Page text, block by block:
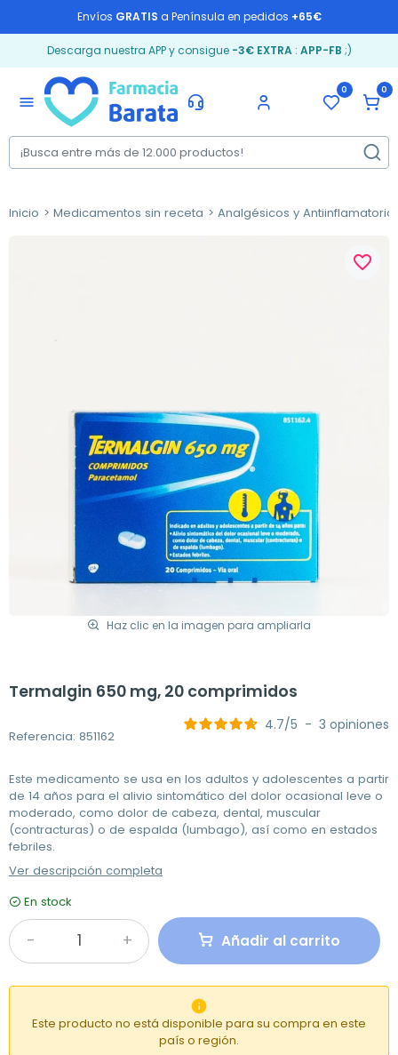
Envíos GRATIS a Península en pedidos +65€
Descarga nuestra APP y consigue -3€ EXTRA: APP-FB ;)
menu
0 0
Inicio Medicamentos sin receta Analgésicos y
Haz clic en la imagen para ampliarla
favorite_border
Termalgin 650 mg, 20 comprimidos
Referencia: 851162
4.7/5 - 3 opiniones
Este medicamento se usa en los adultos y adolescentes a partir
de 14 años para el alivio sintomático del dolor ocasional leve o
moderado, como dolor de cabeza, dental, muscular
(contracturas) o de espalda (lumbago), así como en estados
febriles.
Ver descripción completa
En stock
Añadir al carrito

Este producto no está disponible para su compra en este
país o región.